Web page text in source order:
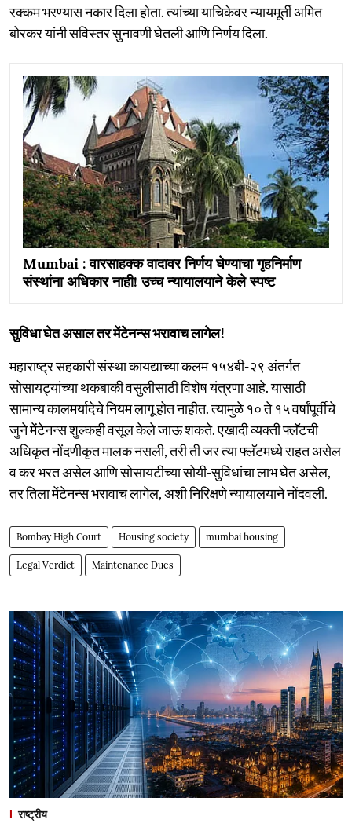
रक्कम भरण्यास नकार दिला होता. त्यांच्या याचिकेवर न्यायमूर्ती अमित
बोरकर यांनी सविस्तर सुनावणी घेतली आणि निर्णय दिला.
Mumbai : वारसाहक्क वादावर निर्णय घेण्याचा गृहनिर्माण
संस्थांना अधिकार नाही! उच्च न्यायालयाने केले स्पष्ट
सुविधा घेत असाल तर मेंटेनन्स भरावाच लागेल!
महाराष्ट्र सहकारी संस्था कायद्याच्या कलम १५४बी-२९ अंतर्गत
सोसायट्यांच्या थकबाकी वसुलीसाठी विशेष यंत्रणा आहे. यासाठी
सामान्य कालमर्यादेचे नियम लागू होत नाहीत. त्यामुळे १० ते १५ वर्षांपूर्वीचे
जुने मेंटेनन्स शुल्कही वसूल केले जाऊ शकते. एखादी व्यक्ती फ्लॅटची
अधिकृत नोंदणीकृत मालक नसली, तरी ती जर त्या फ्लॅटमध्ये राहत असेल
व कर भरत असेल आणि सोसायटीच्या सोयी-सुविधांचा लाभ घेत असेल,
तर तिला मेंटेनन्स भरावाच लागेल, अशी निरिक्षणे न्यायालयाने नोंदवली.
Bombay High Court Housing society mumbai housing
Legal Verdict Maintenance Dues
राष्ट्रीय